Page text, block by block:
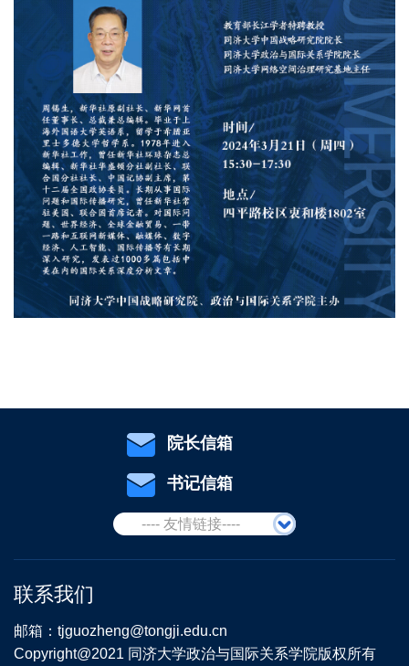
院长信箱
书记信箱
---- 友情链接----
联系我们
邮箱：tjguozheng@tongji.edu.cn
Copyright@2021 同济大学政治与国际关系学院版权所有